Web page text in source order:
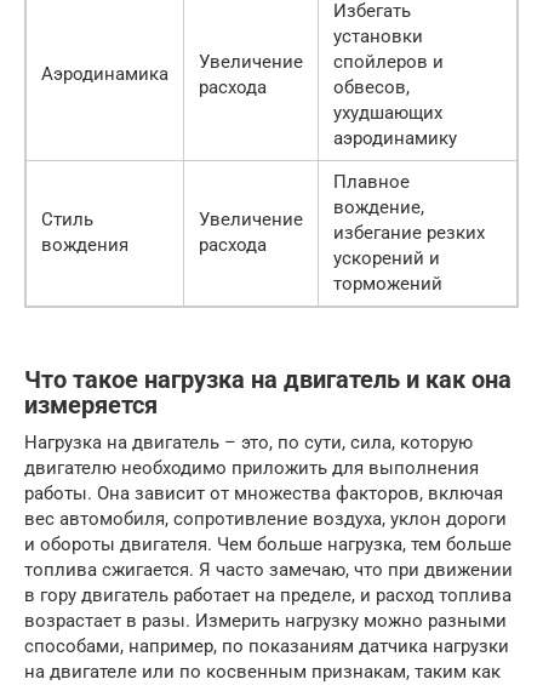
Аэродинамика
Увеличение
расхода
Избегать
установки
спойлеров и
обвесов,
ухудшающих
аэродинамику
Стиль
вождения
Увеличение
расхода
Плавное
вождение,
избегание резких
ускорений и
торможений
Что такое нагрузка на двигатель и как она
измеряется
Нагрузка на двигатель – это, по сути, сила, которую
двигателю необходимо приложить для выполнения
работы. Она зависит от множества факторов, включая
вес автомобиля, сопротивление воздуха, уклон дороги
и обороты двигателя. Чем больше нагрузка, тем больше
топлива сжигается. Я часто замечаю, что при движении
в гору двигатель работает на пределе, и расход топлива
возрастает в разы. Измерить нагрузку можно разными
способами, например, по показаниям датчика нагрузки
на двигателе или по косвенным признакам, таким как